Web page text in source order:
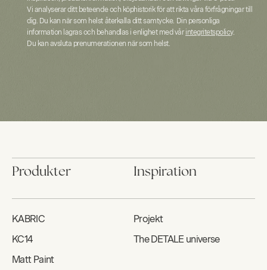
Vi analyserar ditt beteende och köphistorik för att rikta våra förfrågningar till
dig. Du kan när som helst återkalla ditt samtycke. Din personliga
information lagras och behandlas i enlighet med vår integritetspolicy.
Du kan avsluta prenumerationen när som helst.
Produkter
KABRIC
KC14
Matt Paint
Inspiration
Projekt
The DETALE universe